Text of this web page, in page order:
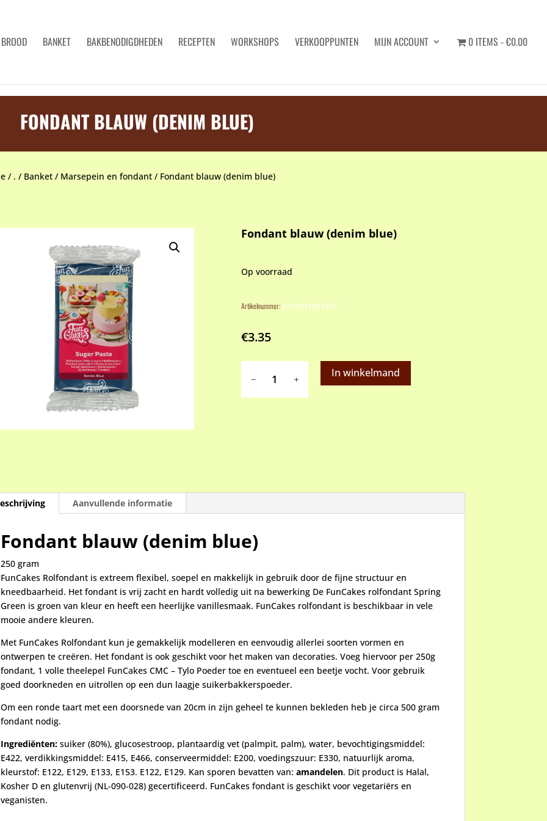
BROOD BANKET BAKBENODIGDHEDEN RECEPTEN WORKSHOPS VERKOOPPUNTEN MIJN ACCOUNT 0 ITEMS €0.00
FONDANT BLAUW (DENIM BLUE)
/ . / Banket/ Marsepein en fondant/ Fondant blauw (denim blue)
Fondant blauw (denim blue)
Op voorraad
Artikelnummer:8718531937437
€3.35
blauw
(denim
In winkelmand
Aanvullende informatie
Fondant blauw (denim blue)
250 gram
FunCakes Rolfondant is extreem flexibel, soepel en makkelijk in gebruik door de fijne structuur en
kneedbaarheid. Het fondant is vrij zacht en hardt volledig uit na bewerking De FunCakes rolfondant Spring
Green is groen van kleur en heeft een heerlijke vanillesmaak. FunCakes rolfondant is beschikbaar in vele
mooie andere kleuren.
Met FunCakes Rolfondant kun je gemakkelijk modelleren en eenvoudig allerlei soorten vormen en
ontwerpen te creëren. Het fondant is ook geschikt voor het maken van decoraties. Voeg hiervoor per 250g
fondant, 1 volle theelepel FunCakes CMC – Tylo Poeder toe en eventueel een beetje vocht. Voor gebruik
goed doorkneden en uitrollen op een dun laagje suikerbakkerspoeder.
Om een ronde taart met een doorsnede van 20cm in zijn geheel te kunnen bekleden heb je circa 500 gram
fondant nodig.
Ingrediënten:suiker (80%), glucosestroop, plantaardig vet (palmpit, palm), water, bevochtigingsmiddel:
E422, verdikkingsmiddel: E415, E466, conserveermiddel: E200, voedingszuur: E330, natuurlijk aroma,
kleurstof: E122, E129, E133, E153. E122, E129. Kan sporen bevatten van: amandelen. Dit product is Halal,
Kosher D en glutenvrij (NL-090-028) gecertificeerd. FunCakes fondant is geschikt voor vegetariërs en
veganisten.